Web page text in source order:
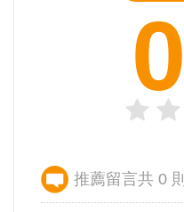
0
推薦留言共 0 則